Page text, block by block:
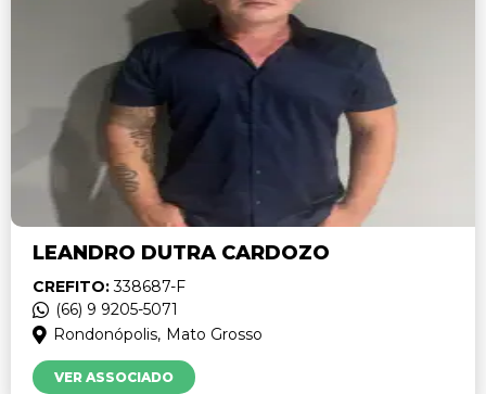
LEANDRO DUTRA CARDOZO
CREFITO:338687-F
(66) 9 9205-5071
Rondonópolis, Mato Grosso
VER ASSOCIADO